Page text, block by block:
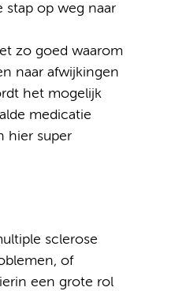
op weg naar
zo goed waarom
naar afwijkingen
het mogelijk
medicatie
hier super
sclerose
of
een grote rol